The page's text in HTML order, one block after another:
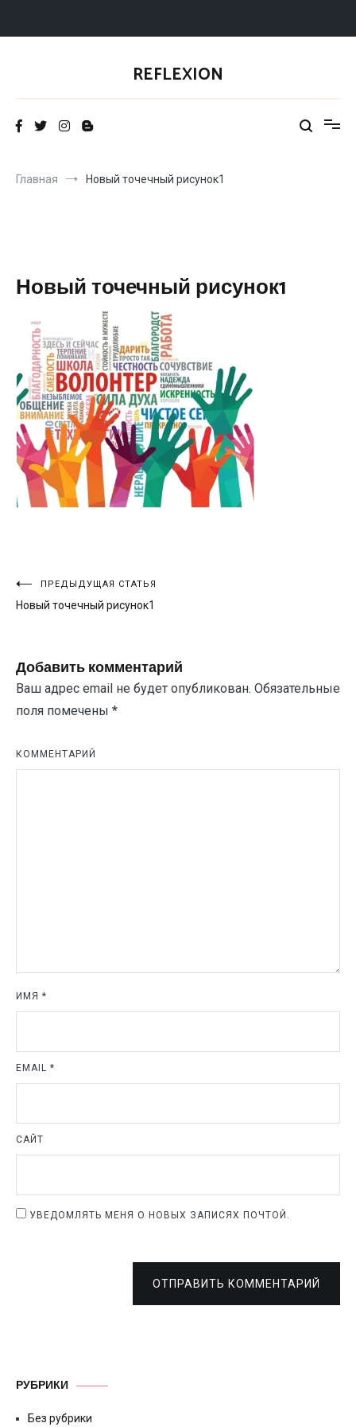
REFLEXION
Главная Новый точечный рисунок1
Новый точечный рисунок1
Навигация
по
ПРЕДЫДУЩАЯ СТАТЬЯ
Новый точечный рисунок1
Добавить комментарий
Ваш адрес email не будет опубликован. Обязательные
поля помечены *
КОММЕНТАРИЙ
ИМЯ *
EMAIL *
САЙТ
УВЕДОМЛЯТЬ МЕНЯ О НОВЫХ ЗАПИСЯХ ПОЧТОЙ.
ОТПРАВИТЬ КОММЕНТАРИЙ
РУБРИКИ
Без рубрики